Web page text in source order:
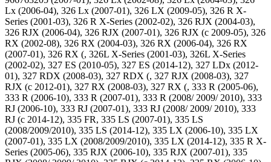
Lx (2006-04), 326 Lx (2007-01), 326 LX (2009-05), 326 R X-
Series (2001-03), 326 R X-Series (2002-02), 326 RJX (2004-03),
326 RJX (2006-04), 326 RJX (2007-01), 326 RJX (c 2009-05), 326
RX (2002-08), 326 RX (2004-03), 326 RX (2006-04), 326 RX
(2007-01), 326 RX (, 326L X-Series (2001-03), 326L X-Series
(2002-02), 327 ES (2010-05), 327 ES (2014-12), 327 LDx (2012-
01), 327 RDX (2008-03), 327 RDX (, 327 RJX (2008-03), 327
RJX (c 2012-01), 327 RX (2008-03), 327 RX (, 333 R (2005-06),
333 R (2006-10), 333 R (2007-01), 333 R (2008/ 2009/ 2010), 333
RJ (2006-10), 333 RJ (2007-01), 333 RJ (2008/ 2009/ 2010), 333
RJ (c 2014-12), 335 FR, 335 LS (2007-01), 335 LS
(2008/2009/2010), 335 LS (2014-12), 335 LX (2006-10), 335 LX
(2007-01), 335 LX (2008/2009/2010), 335 LX (2014-12), 335 R X-
Series (2005-06), 335 RJX (2006-10), 335 RJX (2007-01), 335